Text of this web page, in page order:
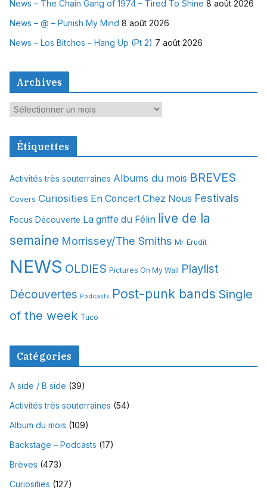
News – The Chain Gang of 1974 – Tired To Shine 8 août 2026
News – @ – Punish My Mind 8 août 2026
News – Los Bitchos – Hang Up (Pt 2) 7 août 2026
Archives
A
c
v
e
Étiquettes
Activités très souterraines Albums du mois BREVES
Covers Curiosities En Concert Chez Nous Festivals
Focus Découverte La griffe du Félin live de la
semaine Morrissey/The Smiths Mr Erudit
NEWS OLDIES Pictures On My Wall Playlist
Découvertes Podcasts Post-punk bands Single
of the week Tuco
Catégories
A side / B side (39)
Activités très souterraines (54)
Album du mois (109)
Backstage – Podcasts (17)
Brèves (473)
Curiosities (127)